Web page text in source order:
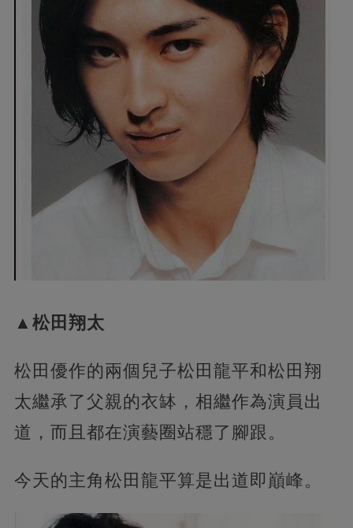
▲松田翔太
松田優作的兩個兒子松田龍平和松田翔
太繼承了父親的衣缽，相繼作為演員出
道，而且都在演藝圈站穩了腳跟。
今天的主角松田龍平算是出道即巔峰。